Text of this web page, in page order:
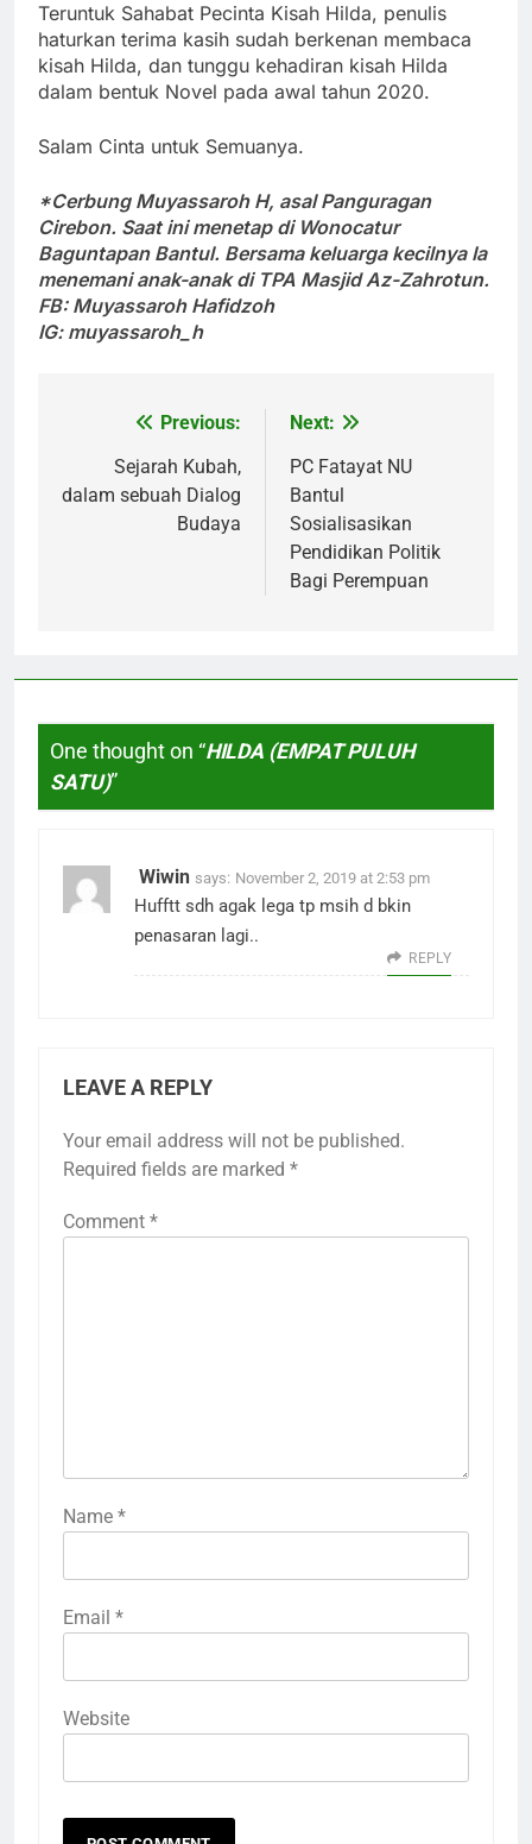
Teruntuk Sahabat Pecinta Kisah Hilda, penulis
haturkan terima kasih sudah berkenan membaca
kisah Hilda, dan tunggu kehadiran kisah Hilda
dalam bentuk Novel pada awal tahun 2020.
Salam Cinta untuk Semuanya.
*Cerbung Muyassaroh H, asal Panguragan
Cirebon. Saat ini menetap di Wonocatur
Baguntapan Bantul. Bersama keluarga kecilnya Ia
menemani anak-anak di TPA Masjid Az-Zahrotun.
FB: Muyassaroh Hafidzoh
IG: muyassaroh_h
navigation
Previous:
Sejarah Kubah,
dalam sebuah Dialog
Budaya
Next:
PC Fatayat NU
Bantul
Sosialisasikan
Pendidikan Politik
Bagi Perempuan
One thought on “HILDA (EMPAT PULUH
SATU)”
Wiwin says: November 2, 2019 at 2:53 pm
Hufftt sdh agak lega tp msih d bkin
penasaran lagi..
REPLY
LEAVE A REPLY
Your email address will not be published.
Required fields are marked *
Comment *
Name *
Email *
Website